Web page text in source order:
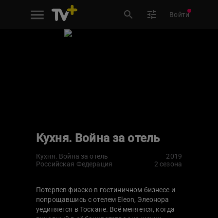
Войти
Кухня. Война за отель
Кухня. Война за отель
2019
Российская Федерация
2 сезона
Потерпев фиаско в гостиничном бизнесе и
попрощавшись с отелем Eleon, Элеонора
уединяется в Тоскане. Всё меняется, когда